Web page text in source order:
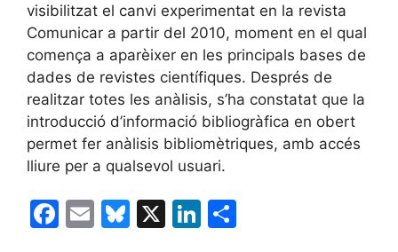
visibilitzat el canvi experimentat en la revista
Comunicar a partir del 2010, moment en el qual
comença a aparèixer en les principals bases de
dades de revistes científiques. Després de
realitzar totes les anàlisis, s’ha constatat que la
introducció d’informació bibliogràfica en obert
permet fer anàlisis bibliomètriques, amb accés
lliure per a qualsevol usuari.
F
E
Bl X
Li